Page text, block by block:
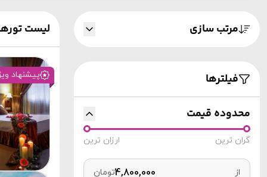
مرتب سازی
فیلترها
محدوده قیمت
گران ترین ارزان ترین
از تومان
لیست
پیشنهاد